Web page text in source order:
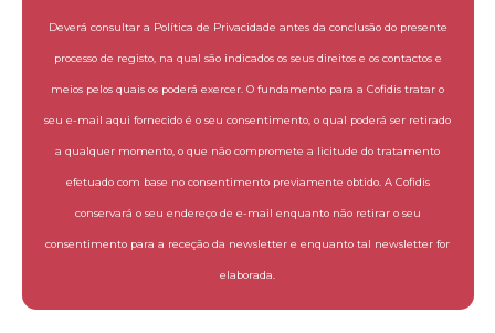
Deverá consultar a Política de Privacidade antes da conclusão do presente
processo de registo, na qual são indicados os seus direitos e os contactos e
meios pelos quais os poderá exercer. O fundamento para a Cofidis tratar o
seu e-mail aqui fornecido é o seu consentimento, o qual poderá ser retirado
a qualquer momento, o que não compromete a licitude do tratamento
efetuado com base no consentimento previamente obtido. A Cofidis
conservará o seu endereço de e-mail enquanto não retirar o seu
consentimento para a receção da newsletter e enquanto tal newsletter for
elaborada.